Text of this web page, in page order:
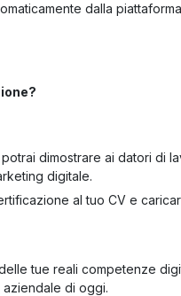
dalla
dimostrare ai datori di
digitale.
al tuo CV e
tue reali competenze
di oggi.